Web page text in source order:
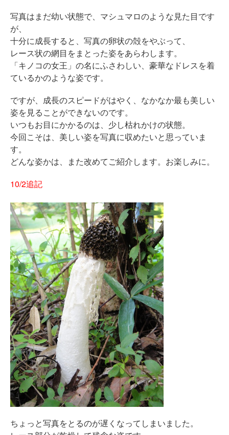
写真はまだ幼い状態で、マシュマロのような見た目です
が、
十分に成長すると、写真の卵状の殻をやぶって、
レース状の網目をまとった姿をあらわします。
「キノコの女王」の名にふさわしい、豪華なドレスを着
ているかのような姿です。
ですが、成長のスピードがはやく、なかなか最も美しい
姿を見ることができないのです。
いつもお目にかかるのは、少し枯れかけの状態。
今回こそは、美しい姿を写真に収めたいと思っていま
す。
どんな姿かは、また改めてご紹介します。お楽しみに。
10/2追記
ちょっと写真をとるのが遅くなってしまいました。